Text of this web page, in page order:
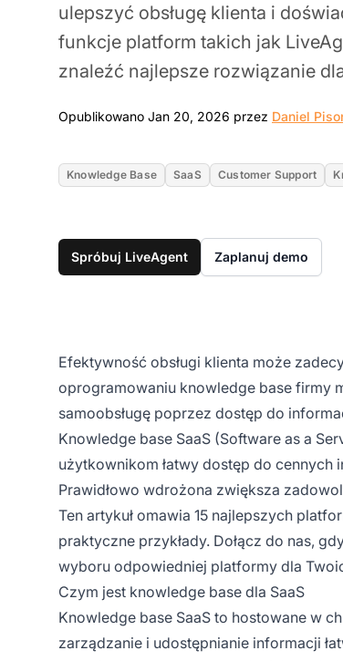
ulepszyć obsługę klienta i
funkcje platform takich jak
znaleźć najlepsze rozwiązanie
Opublikowano Jan 20, 2026 przez Daniel
Knowledge Base SaaS Customer Support
Spróbuj LiveAgent Zaplanuj demo
Efektywność obsługi klienta może
oprogramowaniu knowledge base firmy
samoobsługę poprzez dostęp do
Knowledge base SaaS (Software as a
użytkownikom łatwy dostęp do
Prawidłowo wdrożona zwiększa
Ten artykuł omawia 15 najlepszych
praktyczne przykłady. Dołącz do nas,
wyboru odpowiedniej platformy dla
Czym jest knowledge base dla SaaS
Knowledge base SaaS to hostowane w
zarządzanie i udostępnianie informacji